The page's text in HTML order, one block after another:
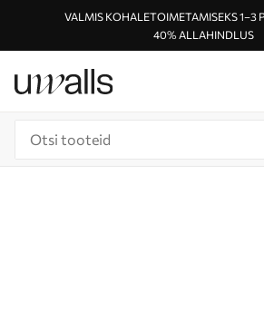
VALMIS KOHALETOIMETAMISEKS 1–3
40% ALLAHINDLUS